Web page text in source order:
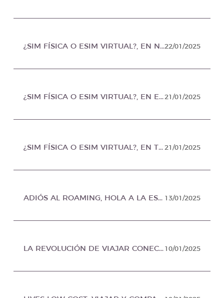
¿SIM FÍSICA O ESIM VIRTUAL?, EN NOTI MÉXICO22/01/2025
¿SIM FÍSICA O ESIM VIRTUAL?, EN EDO MEX AL DÍA MÉXICO21/01/2025
¿SIM FÍSICA O ESIM VIRTUAL?, EN TIJUANA INFORMATIVO MÉXICO 21/01/2025
ADIÓS AL ROAMING, HOLA A LA ESIM: BECONNECTED TE CONECTA EN TUS VIAJES SIN LÍMITES, EN PERIODISTAS UNIDOS MÉXICO 13/01/2025
LA REVOLUCIÓN DE VIAJAR CONECTADO EN TIEMPO REAL, EN AGENCIA BRUNCH MÉXICO 10/01/2025